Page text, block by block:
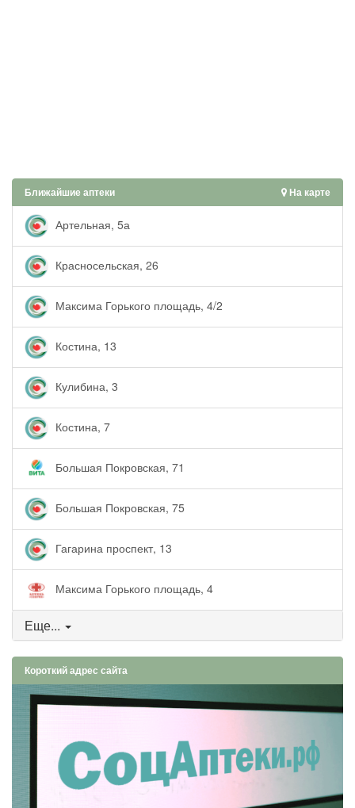
Ближайшие аптеки На карте
Артельная, 5а
Красносельская, 26
Максима Горького площадь, 4/2
Костина, 13
Кулибина, 3
Костина, 7
Большая Покровская, 71
Большая Покровская, 75
Гагарина проспект, 13
Максима Горького площадь, 4
Еще...
Короткий адрес сайта